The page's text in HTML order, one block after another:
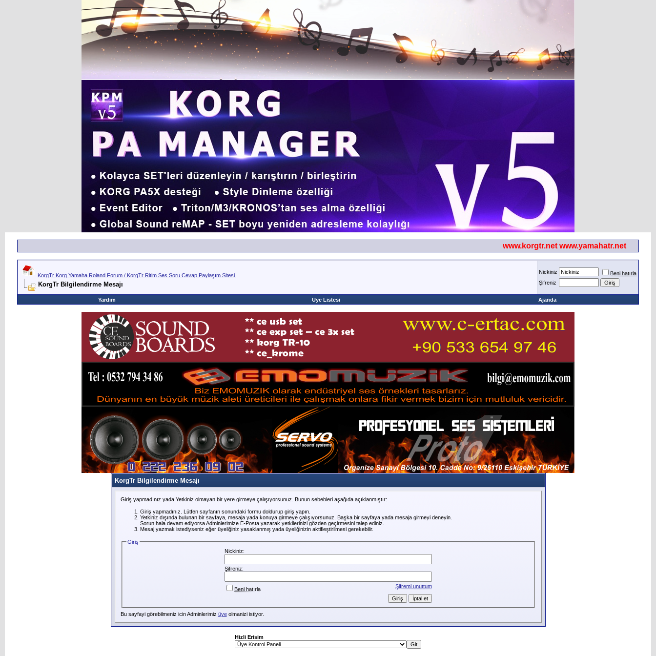
www.korgtr.net www.yamahatr.net
KorgTr Korg Yamaha Roland Forum / KorgTr Ritim Ses Soru Cevap Paylaşım Sitesi.
KorgTr Bilgilendirme Mesajı
Nickiniz
Beni hatırla
Şifreniz
Yardım Üye Listesi Ajanda
KorgTr Bilgilendirme Mesajı
Giriş yapmadınız yada Yetkiniz olmayan bir yere girmeye çalışıyorsunuz. Bunun sebebleri aşağıda açıklanmıştır:
Giriş yapmadınız. Lütfen sayfanın sonundaki formu doldurup giriş yapın.
Yetkiniz dışında bulunan bir sayfaya, mesaja yada konuya girmeye çalışıyorsunuz. Başka bir sayfaya yada mesaja girmeyi deneyin.
Sorun hala devam ediyorsa Adminlerimize E-Posta yazarak yetkilerinizi gözden geçirmesini talep ediniz.
Mesaj yazmak istediyseniz eğer üyeliğiniz yasaklanmış yada üyeliğinizin aktifleştirilmesi gerekebilir.
Giriş
Nickiniz:
Şifreniz:
Şifremi unuttum
Beni hatırla
Bu sayfayi görebilmeniz icin Adminlerimiz üyeolmanizi istiyor.
Hizli Erisim